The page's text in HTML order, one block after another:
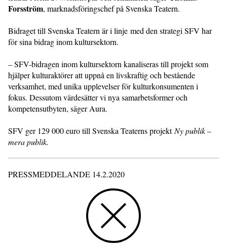
Forsström, marknadsföringschef på Svenska Teatern.
Bidraget till Svenska Teatern är i linje med den strategi SFV har
för sina bidrag inom kultursektorn.
– SFV-bidragen inom kultursektorn kanaliseras till projekt som
hjälper kulturaktörer att uppnå en livskraftig och bestående
verksamhet, med unika upplevelser för kulturkonsumenten i
fokus. Dessutom värdesätter vi nya samarbetsformer och
kompetensutbyten, säger Aura.
SFV ger 129 000 euro till Svenska Teaterns projekt Ny publik –
mera publik.
PRESSMEDDELANDE 14.2.2020